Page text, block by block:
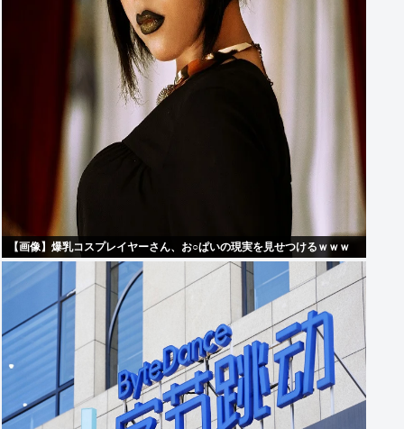
【画像】爆乳コスプレイヤーさん、お○ぱいの現実を見せつけるｗｗｗ